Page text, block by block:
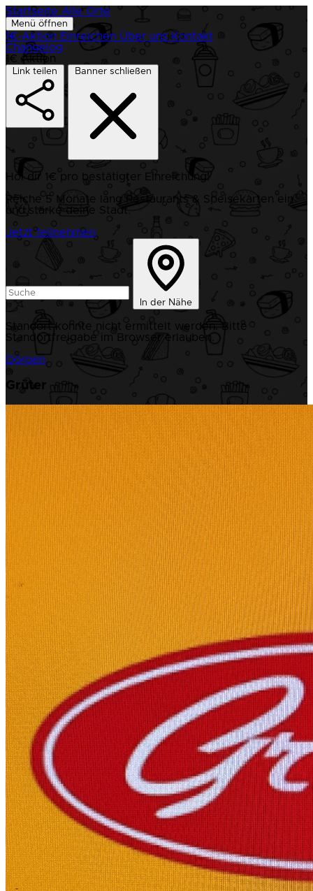
Startseite Alle Orte
Menü öffnen
1€-Aktion Einreichen Über uns Kontakt
Changelog
1€ Aktion
Link teilen Banner schließen
Hol dir 1€ pro bestätigter Einreichung!
Reiche 5 Monate lang Restaurants & Speisekarten ein
und stärke deine Stadt.
Jetzt teilnehmen
In der Nähe
Standort konnte nicht ermittelt werden. Bitte
Standortfreigabe im Browser erlauben.
Dörpen
Grüter